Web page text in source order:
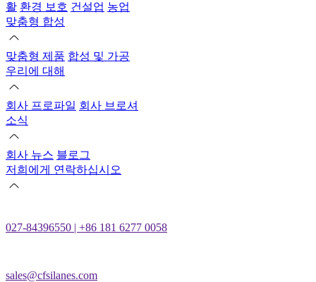
활 환경 보호 건설업 농업
맞춤형 합성
맞춤형 제품 합성 및 가공
우리에 대해
회사 프로파일 회사 브로셔
소식
회사 뉴스 블로그
저희에게 연락하십시오
027-84396550 | +86 181 6277 0058
sales@cfsilanes.com